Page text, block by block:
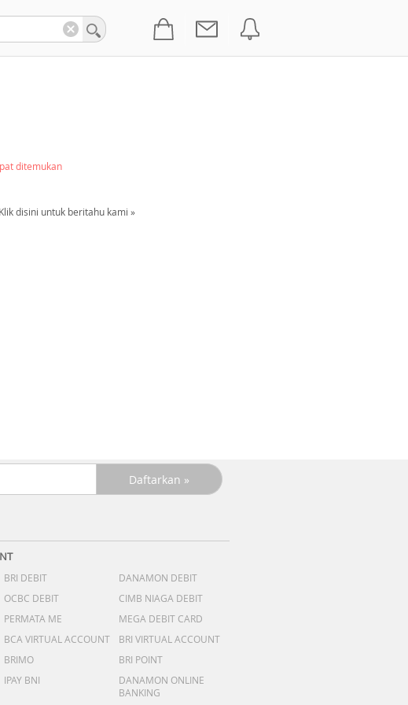
ditemukan
disini untuk beritahu kami »
BRI DEBIT
DANAMON DEBIT
OCBC DEBIT
CIMB NIAGA DEBIT
PERMATA ME
MEGA DEBIT CARD
BCA VIRTUAL ACCOUNT
BRI VIRTUAL ACCOUNT
BRIMO
BRI POINT
IPAY BNI
DANAMON ONLINE
BANKING